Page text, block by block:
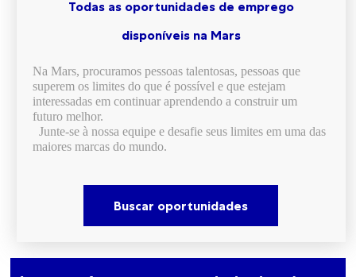
Todas as oportunidades de emprego
disponíveis na Mars​​​​​​​
Na Mars, procuramos pessoas talentosas, pessoas que
superem os limites do que é possível e que estejam
interessadas em continuar aprendendo a construir um
futuro melhor.
Junte-se à nossa equipe e desafie seus limites em uma das
maiores marcas do mundo.
Buscar oportunidades